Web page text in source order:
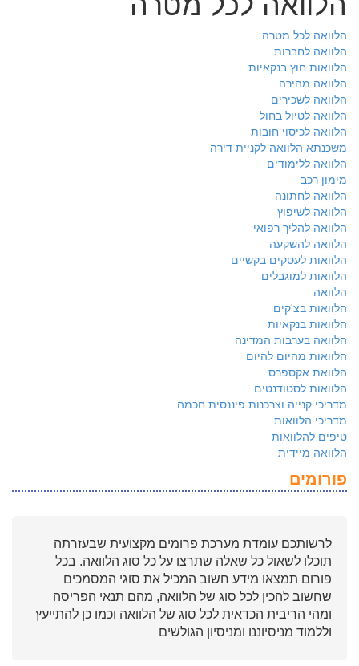
הלוואה לכל מטרה
הלוואה לחברות
הלוואות חוץ בנקאיות
הלוואה מהירה
הלוואה לשכירים
הלוואה לטיול בחול
הלוואה לכיסוי חובות
משכנתא הלוואה לקניית דירה
הלוואה ללימודים
מימון רכב
הלוואה לחתונה
הלוואה לשיפוץ
הלוואה להליך רפואי
הלוואה להשקעה
הלוואות לעסקים בקשיים
הלוואות למוגבלים
הלוואה
הלוואות בצ'קים
הלוואות בנקאיות
הלוואה בערבות המדינה
הלוואות מהיום להיום
הלוואת אקספרס
הלוואות לסטודנטים
מדריכי קנייה וצרכנות פיננסית חכמה
מדריכי הלוואות
טיפים להלוואות
הלוואה מיידית
פורומים
לרשותכם עומדת מערכת פרומים מקצועית שבעזרתה
תוכלו לשאול כל שאלה שתרצו על כל סוג הלוואה. בכל
פורום תמצאו מידע חשוב המכיל את סוגי המסמכים
שחשוב להכין לכל סוג של הלוואה, מהם תנאי הפריסה
ומהי הריבית הכדאית לכל סוג של הלוואה וכמו כן להתייעץ
וללמוד מניסיוננו ומניסיון הגולשים